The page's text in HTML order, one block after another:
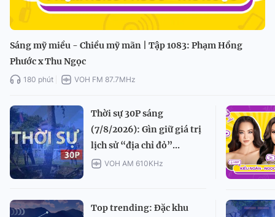
Sáng mỹ miều - Chiều mỹ mãn | Tập 1083: Phạm Hồng
Phước x Thu Ngọc
180 phút VOH FM 87.7MHz
Thời sự 30P sáng
(7/8/2026): Gìn giữ giá trị
lịch sử “địa chỉ đỏ”...
VOH AM 610KHz
Top trending: Đặc khu